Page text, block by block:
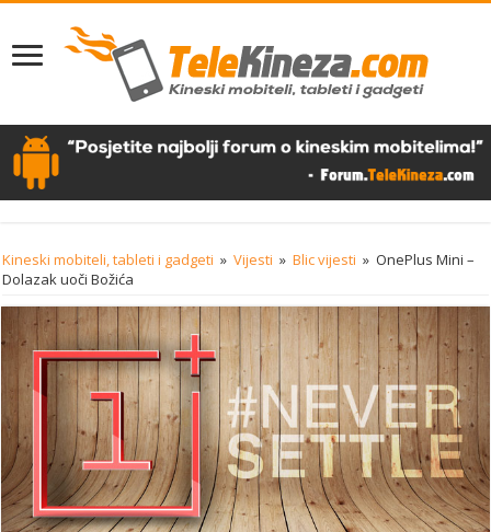
Kineski mobiteli, tableti i gadgeti » Vijesti » Blic vijesti » OnePlus Mini –
Dolazak uoči Božića